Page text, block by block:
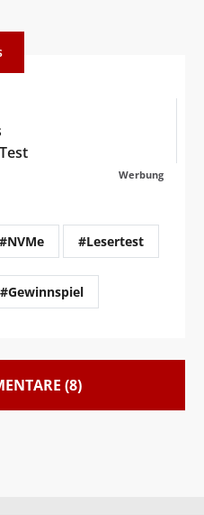
Werbung
#NVMe #Lesertest
#Gewinnspiel
(8)